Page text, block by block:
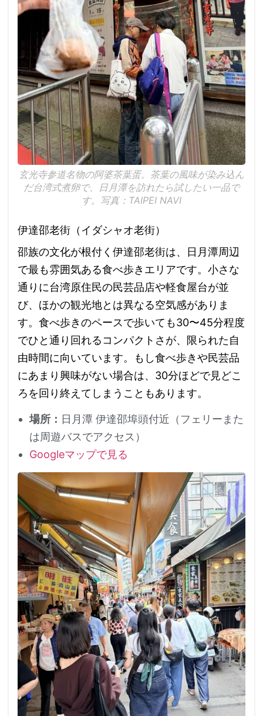
玄光寺参道名物の阿婆茶葉蛋。茶葉の風味が染み込ん
だ台湾式煮卵で、日月潭を訪れたら試したい一品で
す。写真：TAIPEI NAVI
伊達邵老街（イダシャオ老街）
邵族の文化が根付く伊達邵老街は、日月潭周辺
で最も雰囲気ある食べ歩きエリアです。小さな
通りに台湾原住民の民芸品店や軽食屋台が並
び、ほかの観光地とは異なる空気感がありま
す。食べ歩きのペースで歩いても30〜45分程度
でひと通り回れるコンパクトさが、限られた自
由時間に向いています。もし食べ歩きや民芸品
にあまり興味がない場合は、30分ほどで見どこ
ろを回り終えてしまうこともあります。
場所： 日月潭 伊達邵埠頭付近（フェリーまた
は周遊バスでアクセス）
Googleマップで見る